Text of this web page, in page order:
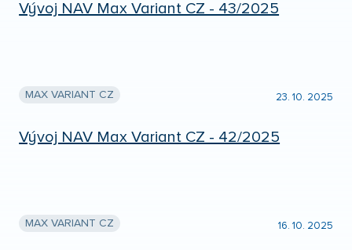
Vývoj NAV Max Variant CZ - 43/2025
MAX VARIANT CZ 23. 10. 2025
Vývoj NAV Max Variant CZ - 42/2025
MAX VARIANT CZ 16. 10. 2025